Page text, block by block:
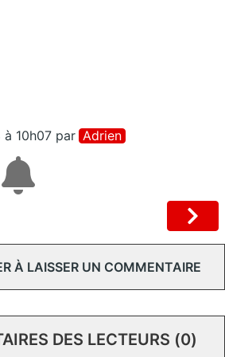
10h07 par Adrien
À LAISSER UN COMMENTAIRE
DES LECTEURS (0)